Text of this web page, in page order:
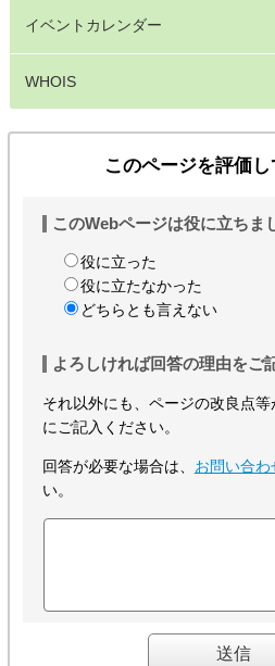
イベントカレンダー
WHOIS
このページを評価
このWebページは役に立ちま
役に立った
役に立たなかった
どちらとも言えない
よろしければ回答の理由をご
それ以外にも、ページの改良点
にご記入ください。
回答が必要な場合は、 お問い合わ
い。